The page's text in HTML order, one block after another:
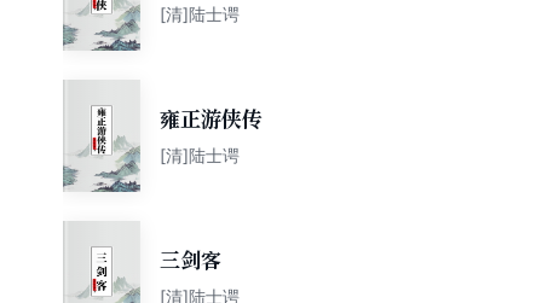
[清]陆士谔
雍正游侠传
[清]陆士谔
三剑客
[清]陆士谔